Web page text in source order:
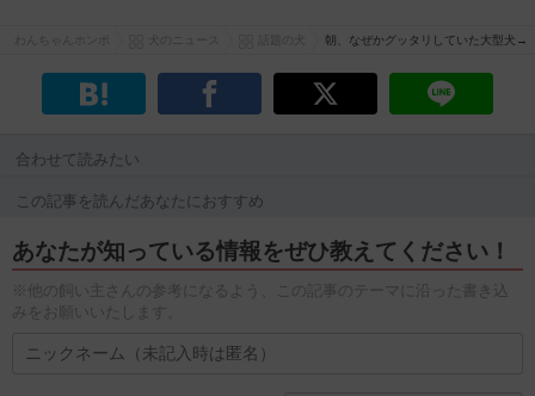
朝、なぜかグッタリしていた大型犬→
合わせて読みたい
この記事を読んだあなたにおすすめ
あなたが知っている情報をぜひ教えてください！
※他の飼い主さんの参考になるよう、この記事のテーマに沿った書き込
みをお願いいたします。